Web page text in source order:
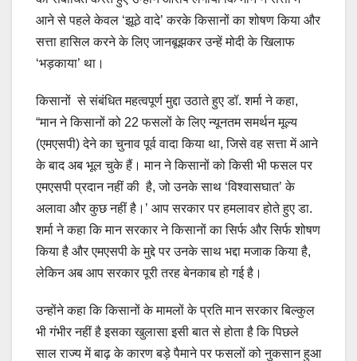
आने से पहले केवल ‘झूठे वादे’ करके किसानों का शोषण किया और
सत्ता हासिल करने के लिए जानबूझकर उन्हें मोदी के खिलाफ
‘भड़काया’ था।
किसानों से संबंधित महत्वपूर्ण मुद्दा उठाते हुए डॉ. शर्मा ने कहा,
“मान ने किसानों को 22 फसलों के लिए न्यूनतम समर्थन मूल्य
(एमएसपी) देने का चुनाव पूर्व वादा किया था, जिसे वह सत्ता में आने
के बाद अब भूल चुके हैं। मान ने किसानों को किसी भी फसल पर
एमएसपी प्रदान नहीं की है, जो उनके साथ ‘विश्वासघात’ के
अलावा और कुछ नहीं है।’ आप सरकार पर हमलावर होते हुए डा.
शर्मा ने कहा कि मान सरकार ने किसानों का सिर्फ और सिर्फ शोषण
किया है और एमएसपी के मुद्दे पर उनके साथ भद्दा मजाक किया है,
लेकिन अब आप सरकार पूरी तरह बेनकाब हो गई है।
उन्होंने कहा कि किसानों के मामलों के प्रति मान सरकार बिल्कुल
भी गंभीर नहीं है इसका खुलासा इसी बात से होता है कि पिछले
साल राज्य में बाढ़ के कारण बड़े पैमाने पर फसलों को नुकसान हुआ